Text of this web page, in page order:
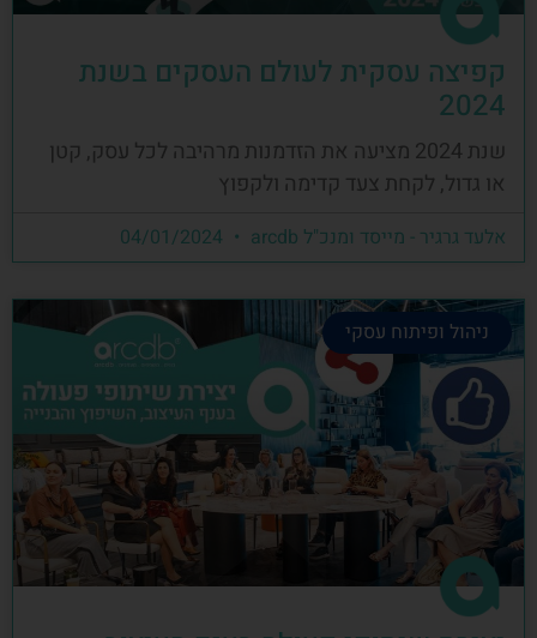
קפיצה עסקית לעולם העסקים בשנת
2024
שנת 2024 מציעה את הזדמנות מרהיבה לכל עסק, קטן
או גדול, לקחת צעד קדימה ולקפוץ
אלעד גרגיר - מייסד ומנכ"ל arcdb
ניהול ופיתוח עסקי